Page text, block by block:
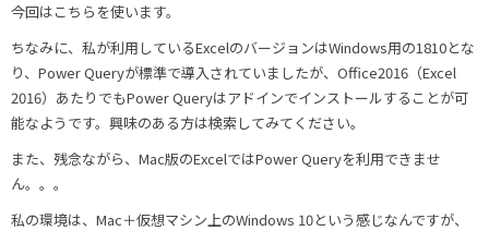
今回はこちらを使います。
ちなみに、私が利用しているExcelのバージョンはWindows用の1810とな
り、Power Queryが標準で導入されていましたが、Office2016（Excel
2016）あたりでもPower Queryはアドインでインストールすることが可
能なようです。興味のある方は検索してみてください。
また、残念ながら、Mac版のExcelではPower Queryを利用できませ
ん。。。
私の環境は、Mac＋仮想マシン上のWindows 10という感じなんですが、